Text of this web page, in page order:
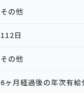
その他
112日
その他
6ヶ月経過後の年次有